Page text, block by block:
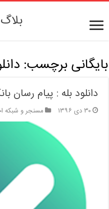
بایگانی برچسب:
دانلود بله : پیام رسان
۳۰ دی ۱۳۹۶ مسنجر و شبکه